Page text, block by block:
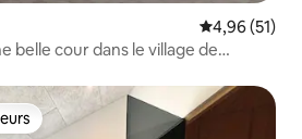
Évaluation
4,96 (51)
belle cour dans le village de